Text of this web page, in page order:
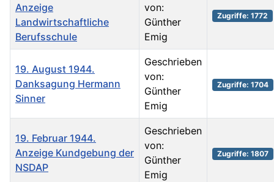
Anzeige
Landwirtschaftliche
Berufsschule
von:
Günther
Emig
Zugriffe: 1772
19. August 1944.
Danksagung Hermann
Sinner
Geschrieben
von:
Günther
Emig
Zugriffe: 1704
19. Februar 1944.
Anzeige Kundgebung der
NSDAP
Geschrieben
von:
Günther
Emig
Zugriffe: 1807